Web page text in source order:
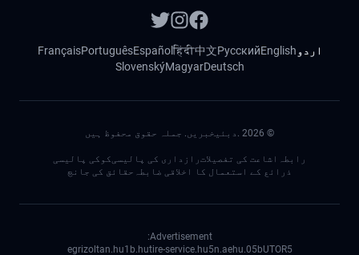
اردو English
Русский
中文
हिंदी
Español
Português
Français
Deutsch
Magyar
Slovenský
©
2026 .دبئیخبریں. جملہ حقوق محفوظ ہیں
رابطہ اشاعت کی تفصیلاترازداری کی پالیسیکوکی پالیسی
ذرائع کے استعمال کا اخلاقی ضابطہ حقائق کی جانچ
Advertisement:
bUTOR5
05.hu
5n.ae
tire-service.hu
1b.hu
egrizoltan.hu